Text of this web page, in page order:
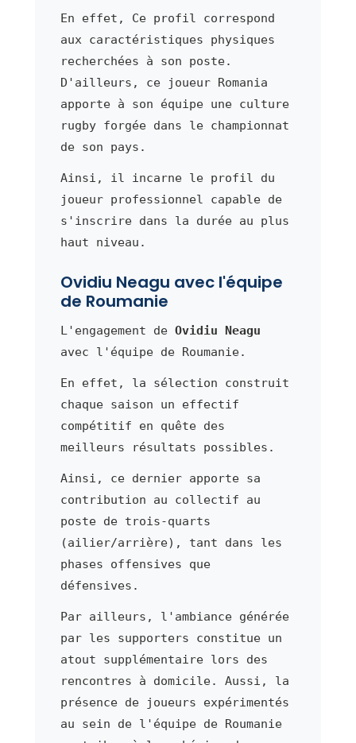
En effet, Ce profil correspond
aux caractéristiques physiques
recherchées à son poste.
D'ailleurs, ce joueur Romania
apporte à son équipe une culture
rugby forgée dans le championnat
de son pays.
Ainsi, il incarne le profil du
joueur professionnel capable de
s'inscrire dans la durée au plus
haut niveau.
Ovidiu Neagu avec l'équipe
de Roumanie
L'engagement de Ovidiu Neagu
avec l'équipe de Roumanie.
En effet, la sélection construit
chaque saison un effectif
compétitif en quête des
meilleurs résultats possibles.
Ainsi, ce dernier apporte sa
contribution au collectif au
poste de trois-quarts
(ailier/arrière), tant dans les
phases offensives que
défensives.
Par ailleurs, l'ambiance générée
par les supporters constitue un
atout supplémentaire lors des
rencontres à domicile. Aussi, la
présence de joueurs expérimentés
au sein de l'équipe de Roumanie